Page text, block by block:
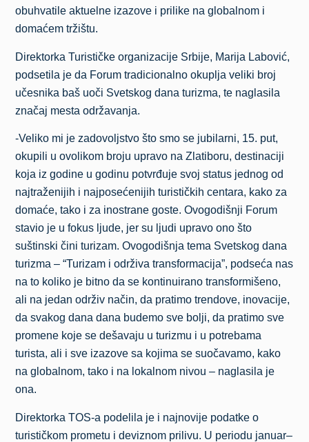
obuhvatile aktuelne izazove i prilike na globalnom i
domaćem tržištu.
Direktorka Turističke organizacije Srbije, Marija Labović,
podsetila je da Forum tradicionalno okuplja veliki broj
učesnika baš uoči Svetskog dana turizma, te naglasila
značaj mesta održavanja.
-Veliko mi je zadovoljstvo što smo se jubilarni, 15. put,
okupili u ovolikom broju upravo na Zlatiboru, destinaciji
koja iz godine u godinu potvrđuje svoj status jednog od
najtraženijih i najposećenijih turističkih centara, kako za
domaće, tako i za inostrane goste. Ovogodišnji Forum
stavio je u fokus ljude, jer su ljudi upravo ono što
suštinski čini turizam. Ovogodišnja tema Svetskog dana
turizma – “Turizam i održiva transformacija”, podseća nas
na to koliko je bitno da se kontinuirano transformišeno,
ali na jedan održiv način, da pratimo trendove, inovacije,
da svakog dana dana budemo sve bolji, da pratimo sve
promene koje se dešavaju u turizmu i u potrebama
turista, ali i sve izazove sa kojima se suočavamo, kako
na globalnom, tako i na lokalnom nivou – naglasila je
ona.
Direktorka TOS-a podelila je i najnovije podatke o
turističkom prometu i deviznom prilivu. U periodu januar–